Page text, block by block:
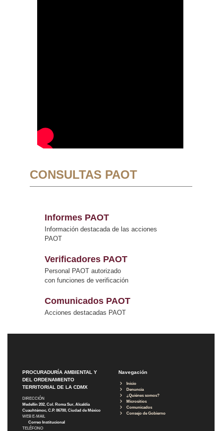
CONSULTAS PAOT
Informes PAOT
Información destacada de las acciones
PAOT
Verificadores PAOT
Personal PAOT autorizado
con funciones de verificación
Comunicados PAOT
Acciones destacadas PAOT
PROCURADURÍA AMBIENTAL Y
DEL ORDENAMIENTO
TERRITORIAL DE LA CDMX
DIRECCIÓN
Medellín 202, Col. Roma Sur, Alcaldía
Cuauhtémoc, C.P. 06700, Ciudad de México
WEB E-MAIL
Correo Institucional
TELÉFONO
Navegación
Inicio
Denuncia
¿Quiénes somos?
Micrositios
Comunicados
Consejo de Gobierno